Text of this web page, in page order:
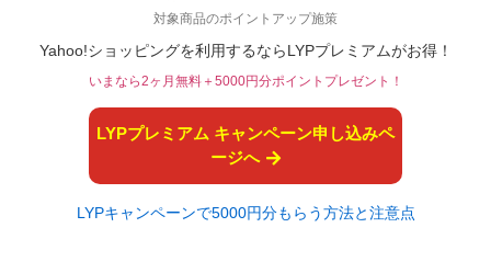
対象商品のポイントアップ施策
Yahoo!ショッピングを利用するならLYPプレミアムがお得！
いまなら2ヶ月無料＋5000円分ポイントプレゼント！
LYPプレミアム キャンペーン申し込みペ
ージへ
LYPキャンペーンで5000円分もらう方法と注意点